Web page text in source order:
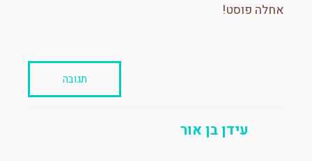
אחלה פוסט!
תגובה
עידן בן אור